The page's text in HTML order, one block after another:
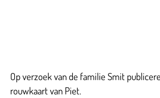
Op verzoek van de familie Smit
rouwkaart van Piet.